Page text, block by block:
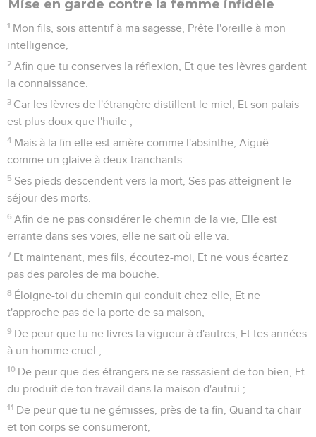
Mise en garde contre la femme infidèle
1 Mon fils, sois attentif à ma sagesse, Prête l'oreille à mon
intelligence,
2 Afin que tu conserves la réflexion, Et que tes lèvres gardent
la connaissance.
3 Car les lèvres de l'étrangère distillent le miel, Et son palais
est plus doux que l'huile ;
4 Mais à la fin elle est amère comme l'absinthe, Aiguë
comme un glaive à deux tranchants.
5 Ses pieds descendent vers la mort, Ses pas atteignent le
séjour des morts.
6 Afin de ne pas considérer le chemin de la vie, Elle est
errante dans ses voies, elle ne sait où elle va.
7 Et maintenant, mes fils, écoutez-moi, Et ne vous écartez
pas des paroles de ma bouche.
8 Éloigne-toi du chemin qui conduit chez elle, Et ne
t'approche pas de la porte de sa maison,
9 De peur que tu ne livres ta vigueur à d'autres, Et tes années
à un homme cruel ;
10 De peur que des étrangers ne se rassasient de ton bien, Et
du produit de ton travail dans la maison d'autrui ;
11 De peur que tu ne gémisses, près de ta fin, Quand ta chair
et ton corps se consumeront,